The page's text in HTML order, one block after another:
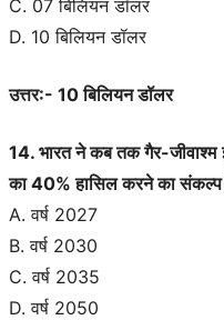
C. 07 बिलियन डॉलर
D. 10 बिलियन डॉलर
उत्तर:- 10 बिलियन डॉलर
14. भारत ने कब तक गैर-जीवाश्म
का 40% हासिल करने का संकल्प
A. वर्ष 2027
B. वर्ष 2030
C. वर्ष 2035
D. वर्ष 2050